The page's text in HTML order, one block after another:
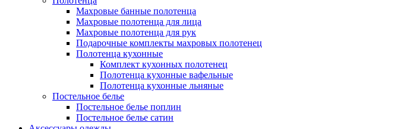
Махровые банные полотенца
Махровые полотенца для лица
Махровые полотенца для рук
Подарочные комплекты махровых полотенец
Полотенца кухонные
Комплект кухонных полотенец
Полотенца кухонные вафельные
Полотенца кухонные льняные
Постельное белье
Постельное белье поплин
Постельное белье сатин